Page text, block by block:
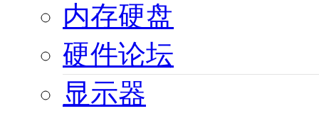
内存硬盘
硬件论坛
显示器